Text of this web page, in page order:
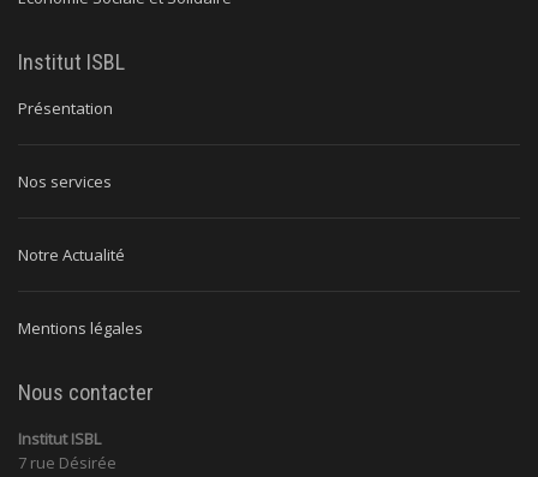
Institut ISBL
Présentation
Nos services
Notre Actualité
Mentions légales
Nous contacter
Institut ISBL
7 rue Désirée